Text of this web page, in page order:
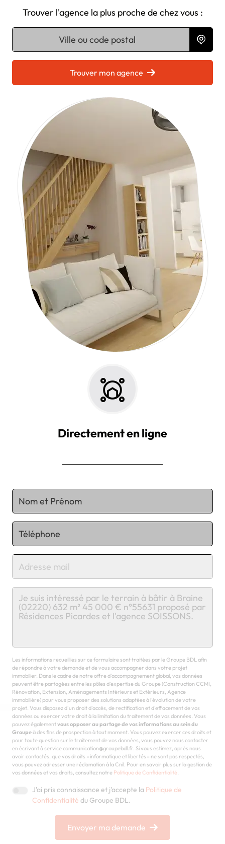
Trouver l'agence la plus proche de chez vous :
Chargement...
Trouver mon agence
Directement en ligne
Chargement...
Les informations recueillies sur ce formulaire sont traitées par le Groupe BDL afin
de répondre à votre demande et de vous accompagner dans votre projet
immobilier. Dans le cadre de notre offre d'accompagnement global, vos données
peuvent être partagées entre les pôles d'expertise du Groupe (Construction CCMI,
Rénovation, Extension, Aménagements Intérieurs et Extérieurs, Agence
immobilière) pour vous proposer des solutions adaptées à l'évolution de votre
projet. Vous disposez d'un droit d'accès, de rectification et d'effacement de vos
données ou exercer votre droit à la limitation du traitement de vos données. Vous
pouvez égalementvous opposer au partage de vos informations au sein du
Groupeà des fins de prospection à tout moment. Vous pouvez exercer ces droits et
pour toute question sur le traitement de vos données, vous pouvez nous contacter
en écrivant à service communication@groupebdl.fr. Si vous estimez, après nous
avoir contactés, que vos droits « informatique et libertés » ne sont pas respectés,
vous pouvez adresser une réclamation à la Cnil. Pour en savoir plus sur la gestion de
vos données et vos droits, consultez notre Politique de Confidentialité.
J'ai pris connaissance et j'accepte la Politique de
Confidentialité du Groupe BDL.
Envoyer ma demande